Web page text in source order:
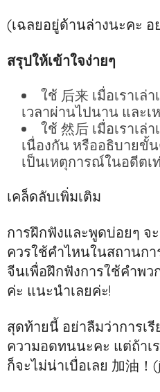
(เฉลยอยู่ด้านล่างนะคะ อ
สรุปให้เข้าใจง่ายๆ
ใช้ 后来 เมื่อเราเล่
เวลาผ่านไปนาน และ
ใช้ 然后 เมื่อเราเ
เนื่องกัน หรืออธิบายขั้
เป็นเหตุการณ์ในอดีตเ
เคล็ดลับเพิ่มเติม
การฝึกฟังและพูดบ่อยๆ จะ
ควรใช้คำไหนในสถานก
จีนเพื่อฝึกฟังการใช้คำพ
ค่ะ แนะนำเลยค่ะ!
สุดท้ายนี้ อย่าลืมว่าการเ
ความอดทนนะคะ แต่ถ้าเ
ก็จะไม่น่าเบื่อเลย 加油！